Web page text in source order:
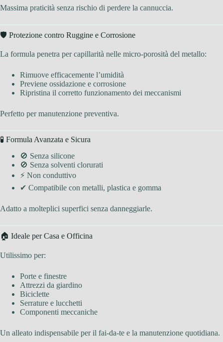
Massima praticità senza rischio di perdere la cannuccia.
🛡 Protezione contro Ruggine e Corrosione
La formula penetra per capillarità nelle micro-porosità del metallo:
Rimuove efficacemente l’umidità
Previene ossidazione e corrosione
Ripristina il corretto funzionamento dei meccanismi
Perfetto per manutenzione preventiva.
🧪 Formula Avanzata e Sicura
🚫 Senza silicone
🚫 Senza solventi clorurati
⚡ Non conduttivo
✔ Compatibile con metalli, plastica e gomma
Adatto a molteplici superfici senza danneggiarle.
🏠 Ideale per Casa e Officina
Utilissimo per:
Porte e finestre
Attrezzi da giardino
Biciclette
Serrature e lucchetti
Componenti meccaniche
Un alleato indispensabile per il fai-da-te e la manutenzione quotidiana.